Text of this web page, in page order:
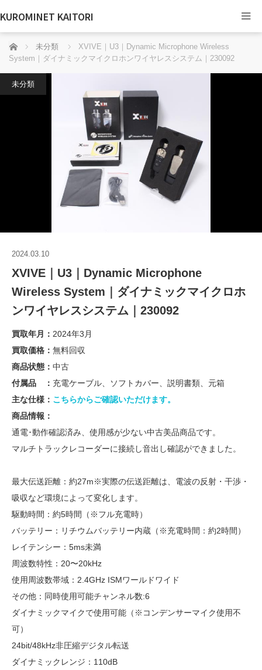
KUROMINET KAITORI
ホーム 未分類
XVIVE｜U3｜Dynamic Microphone Wireless
System｜ダイナミックマイクロホンワイヤレスシステム｜230092
未分類
2024.03.10
XVIVE｜U3｜Dynamic Microphone
Wireless System｜ダイナミックマイクロホ
ンワイヤレスシステム｜230092
買取年月： 2024年3月
買取価格： 無料回収
商品状態： 中古
付属品 ： 充電ケーブル、ソフトカバー、説明書類、元箱
主な仕様： こちらからご確認いただけます。
商品情報：
通電･動作確認済み、使用感が少ない中古美品商品です。
マルチトラックレコーダーに接続し音出し確認ができました。
最大伝送距離：約27m※実際の伝送距離は、電波の反射・干渉・
吸収など環境によって変化します。
駆動時間：約5時間（※フル充電時）
バッテリー：リチウムバッテリー内蔵（※充電時間：約2時間）
レイテンシー：5ms未満
周波数特性：20〜20kHz
使用周波数帯域：2.4GHz ISMワールドワイド
その他：同時使用可能チャンネル数:6
ダイナミックマイクで使用可能（※コンデンサーマイク使用不
可）
24bit/48kHz非圧縮デジタル転送
ダイナミックレンジ：110dB